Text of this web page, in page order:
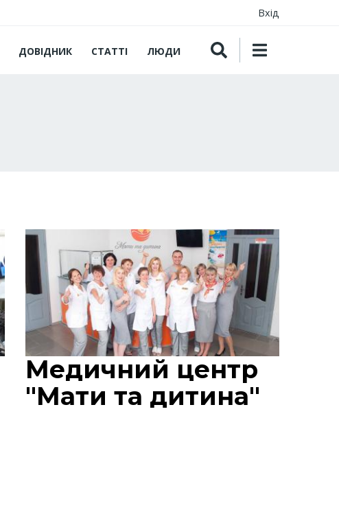
Вхід
ДОВІДНИК СТАТТІ ЛЮДИ
Медичний центр
"Мати та дитина"